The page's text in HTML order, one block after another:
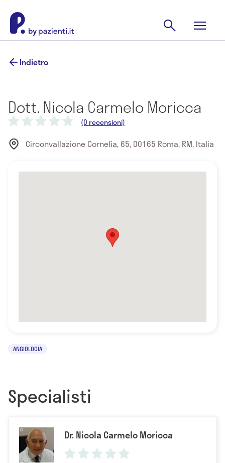
Indietro
Dott. Nicola Carmelo Moricca
(0 recensioni)
Circonvallazione Cornelia, 65, 00165 Roma, RM, Italia
ANGIOLOGIA
Specialisti
Dr. Nicola Carmelo Moricca